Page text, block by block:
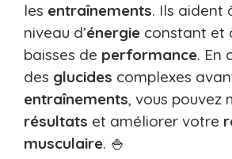
les entraînements. Ils aident
niveau d’énergie constant et
baisses de performance. En
des glucides complexes
entraînements, vous pouvez
résultats et améliorer votre
musculaire. 🍚